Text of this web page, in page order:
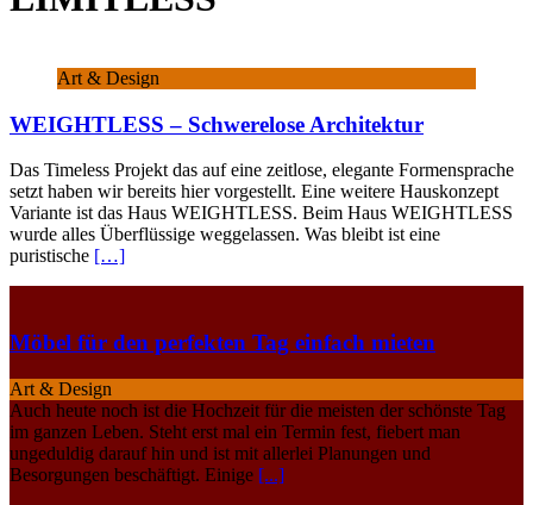
Art & Design
WEIGHTLESS – Schwerelose Architektur
Das Timeless Projekt das auf eine zeitlose, elegante Formensprache
setzt haben wir bereits hier vorgestellt. Eine weitere Hauskonzept
Variante ist das Haus WEIGHTLESS. Beim Haus WEIGHTLESS
wurde alles Überflüssige weggelassen. Was bleibt ist eine
puristische […]
Möbel für den perfekten Tag einfach mieten
Art & Design
Auch heute noch ist die Hochzeit für die meisten der schönste Tag
im ganzen Leben. Steht erst mal ein Termin fest, fiebert man
ungeduldig darauf hin und ist mit allerlei Planungen und
Besorgungen beschäftigt. Einige [...]